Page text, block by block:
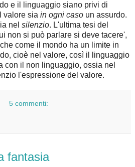
e il linguaggio siano privi di
valore sia in ogni caso un assurdo.
nel silenzio. L'ultima tesi del
non si può parlare si deve tacere',
come il mondo ha un limite in
cioè nel valore, così il linguaggio
con il non linguaggio, ossia nel
l'espressione del valore.
5 commenti:
fantasia